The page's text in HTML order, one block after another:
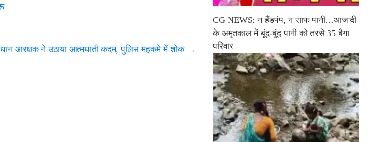
आरक्षक ने उठाया आत्मघाती कदम, पुलिस महकमे में शोक →
CG NEWS: न हैंडपंप, न साफ पानी…आजादी
के अमृतकाल में बूंद-बूंद पानी को तरसे 35 बैगा
परिवार